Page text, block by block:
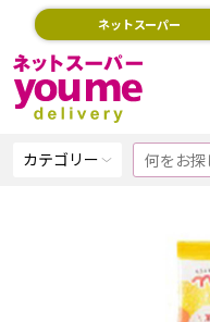
ネットスーパー
カテゴリー